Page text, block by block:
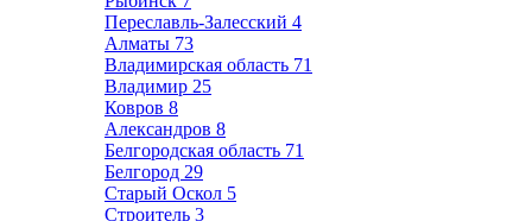
Переславль-Залесский 4
Алматы 73
Владимирская область 71
Владимир 25
Ковров 8
Александров 8
Белгородская область 71
Белгород 29
Старый Оскол 5
Строитель 3